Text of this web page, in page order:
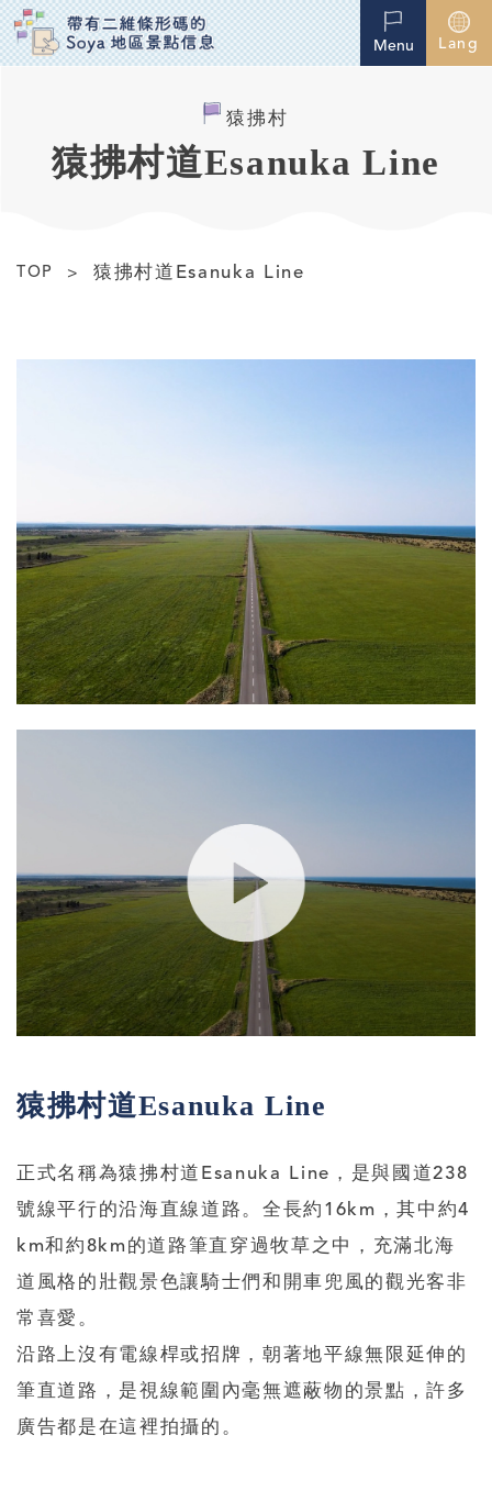
Menu Lang
猿拂村
猿拂村道Esanuka Line
TOP 猿拂村道Esanuka Line
猿拂村道Esanuka Line
正式名稱為猿拂村道Esanuka Line，是與國道238
號線平行的沿海直線道路。全長約16km，其中約4
km和約8km的道路筆直穿過牧草之中，充滿北海
道風格的壯觀景色讓騎士們和開車兜風的觀光客非
常喜愛。
沿路上沒有電線桿或招牌，朝著地平線無限延伸的
筆直道路，是視線範圍內毫無遮蔽物的景點，許多
廣告都是在這裡拍攝的。